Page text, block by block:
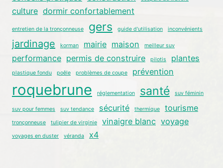
culture dormir confortablement
entretien de la tronçonneuse gers guide d'utilisation inconvénients
jardinage korman mairie maison meilleur suv
performance permis de construire pilotis plantes
plastique fondu poêle problèmes de coupe prévention
roquebrune réglementation santé suv féminin
suv pour femmes suv tendance sécurité thermique tourisme
tronçonneuse tulipier de virginie vinaigre blanc voyage
voyages en duster véranda x4